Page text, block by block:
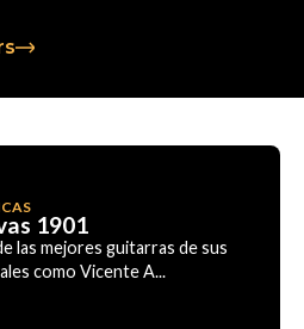
1901
las mejores guitarras de sus
como Vicente A...